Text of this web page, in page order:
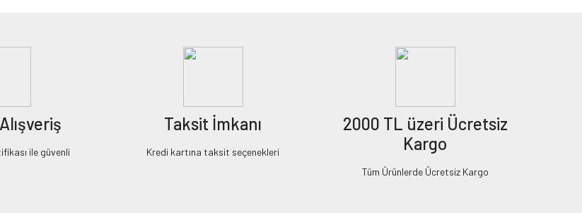
ile güvenli
Taksit İmkanı
Kredi kartına taksit seçenekleri
2000 TL üzeri Ücretsiz
Kargo
Tüm Ürünlerde Ücretsiz Kargo